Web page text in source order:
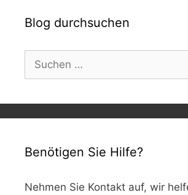
Blog durchsuchen
nach:
Benötigen Sie Hilfe?
Nehmen Sie Kontakt auf, wir